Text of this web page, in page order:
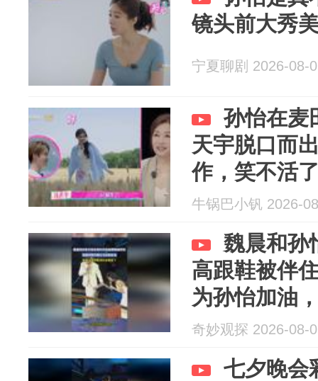
镜头前大秀
宁夏聊剧 2026-08-
孙怡在麦
天宇脱口而
作，笑不活
牛锅巴小钒 2026-
魏晨和孙
高跟鞋被伴
为孙怡加油
太搞笑了
奇妙观探 2026-08-
七夕晚会